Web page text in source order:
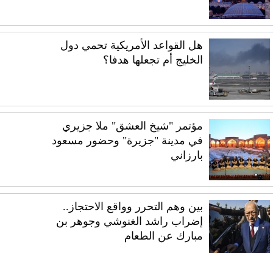
هل القواعد الأمريكية تحمي دول
الخليج أم تجعلها هدفا؟
مؤتمر "شيخ العشق" ملا جزيري
في مدينة "جزيرة" وحضور مسعود
بارزاني
بين وهم التحرر وواقع الاحتجاز..
إضراب راشد الغنوشي وجوهر بن
مبارك عن الطعام